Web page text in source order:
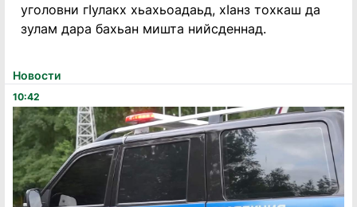
Новости
10:42
уголовни гӀулакх хьахьоадаьд, хӀанз тохкаш да
зулам дара бахьан мишта нийсденнад.